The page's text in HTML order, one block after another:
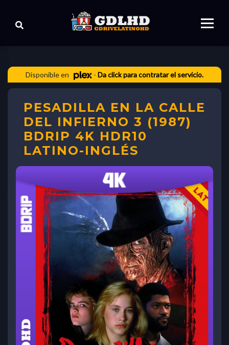
Disponible en -Da click para contratar el servicio.
PESADILLA EN LA CALLE
DEL INFIERNO 3 (1987)
BDRIP 4K HDR10
LATINO-INGLÉS